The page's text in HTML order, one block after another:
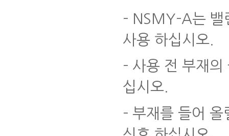
- NSMY-A는 밸
사용 하십시오
- 사용 전 부재의
십시오
- 부재를 들어 올